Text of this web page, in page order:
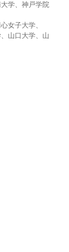
学、神戸学院
女子大学、
山口大学、山